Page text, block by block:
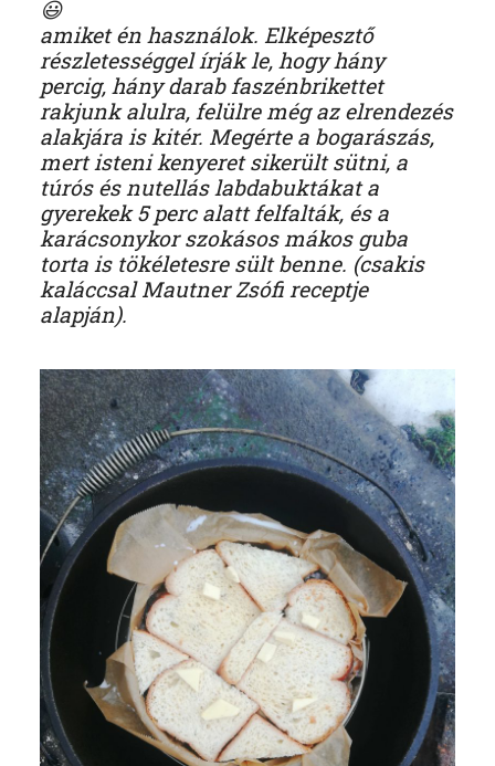
amiket én használok. Elképesztő
részletességgel írják le, hogy hány
percig, hány darab faszénbrikettet
rakjunk alulra, felülre még az elrendezés
alakjára is kitér. Megérte a bogarászás,
mert isteni kenyeret sikerült sütni, a
túrós és nutellás labdabuktákat a
gyerekek 5 perc alatt felfalták, és a
karácsonykor szokásos mákos guba
torta is tökéletesre sült benne. (csakis
kaláccsal Mautner Zsófi receptje
alapján).